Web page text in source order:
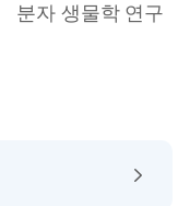
분자 생물학 연구